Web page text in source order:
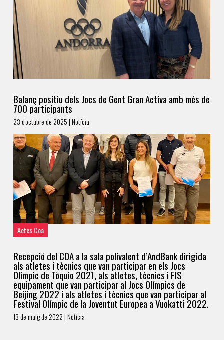
Balanç positiu dels Jocs de Gent Gran Activa amb més de
700 participants
23 d'octubre de 2025 | Notícia
Actes Coa
Recepció del COA a la sala polivalent d’AndBank dirigida
als atletes i tècnics que van participar en els Jocs
Olímpic de Tòquio 2021, als atletes, tècnics i FIS
equipament que van participar al Jocs Olímpics de
Beijing 2022 i als atletes i tècnics que van participar al
Festival Olímpic de la Joventut Europea a Vuokatti 2022.
13 de maig de 2022 | Notícia